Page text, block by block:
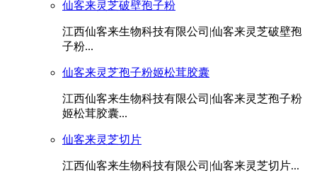
仙客来灵芝破壁孢子粉
江西仙客来生物科技有限公司|仙客来灵芝破壁孢
子粉...
仙客来灵芝孢子粉姬松茸胶囊
江西仙客来生物科技有限公司|仙客来灵芝孢子粉
姬松茸胶囊...
仙客来灵芝切片
江西仙客来生物科技有限公司|仙客来灵芝切片...